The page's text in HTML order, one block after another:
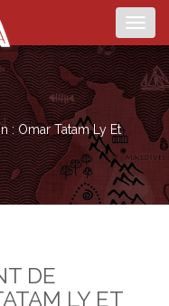
: Omar Tatam Ly Et
DE
LY ET